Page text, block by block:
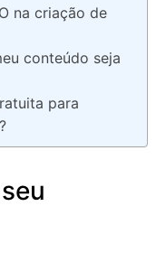
na criação de
conteúdo seja
para